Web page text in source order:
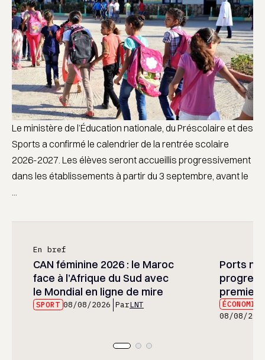
Le ministère de l’Éducation nationale, du Préscolaire et des
Sports a confirmé le calendrier de la rentrée scolaire
2026-2027. Les élèves seront accueillis progressivement
dans les établissements à partir du 3 septembre, avant le
En bref
CAN féminine 2026 : le Maroc
face à l’Afrique du Sud avec
le Mondial en ligne de mire
SPORT 08/08/2026 ParLNT
Ports
premier
08/08/